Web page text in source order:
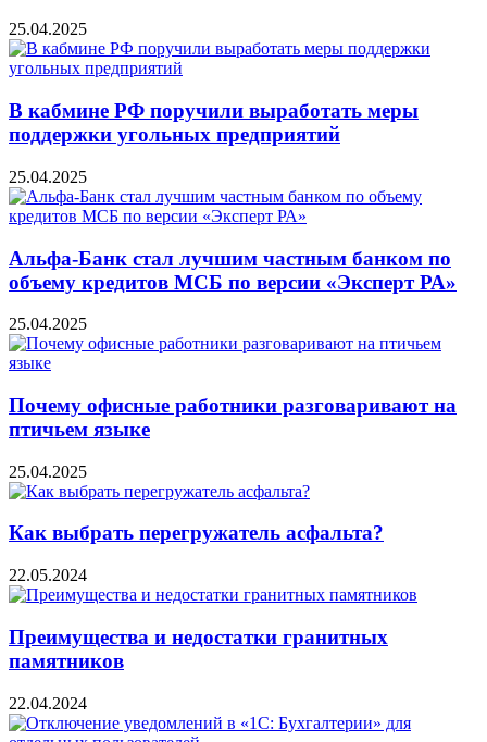
25.04.2025
В кабмине РФ поручили выработать меры
поддержки угольных предприятий
25.04.2025
Альфа-Банк стал лучшим частным банком по
объему кредитов МСБ по версии «Эксперт РА»
25.04.2025
Почему офисные работники разговаривают на
птичьем языке
25.04.2025
Как выбрать перегружатель асфальта?
22.05.2024
Преимущества и недостатки гранитных
памятников
22.04.2024